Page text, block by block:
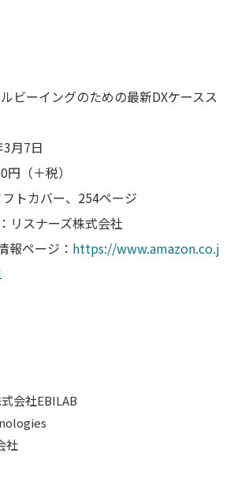
ビーイングのための最新DXケースス
3月7日
（＋税）
トカバー、254ページ
リスナーズ株式会社
ページ： https://www.amazon.co.j
会社EBILAB
社